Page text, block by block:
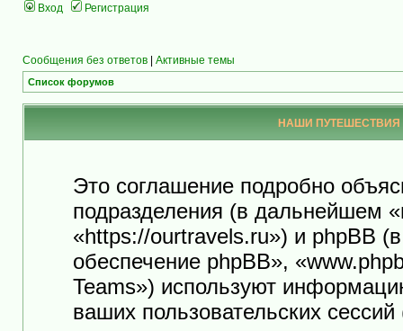
Вход Регистрация
Сообщения без ответов | Активные темы
Список форумов
НАШИ ПУТЕШЕСТВИЯ -
Это соглашение подробно
подразделения (в
«https://ourtravels.ru») и phpBB
обеспечение phpBB»,
Teams») используют
ваших пользовательских